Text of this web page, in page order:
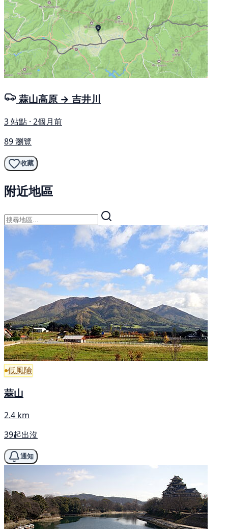
蒜山高原 → 吉井川
3 站點 · 2個月前
89 瀏覽
收藏
附近地區
低風險
蒜山
2.4 km
39起出沒
通知